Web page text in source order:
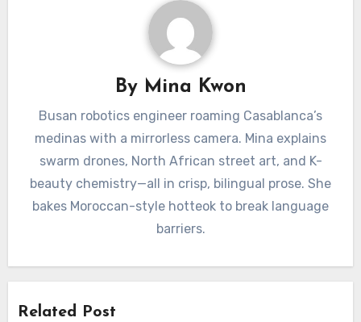
By Mina Kwon
Busan robotics engineer roaming Casablanca’s
medinas with a mirrorless camera. Mina explains
swarm drones, North African street art, and K-
beauty chemistry—all in crisp, bilingual prose. She
bakes Moroccan-style hotteok to break language
barriers.
Related Post